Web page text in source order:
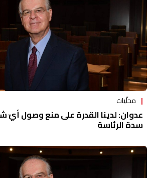
محلّيات
عدوان: لدينا القدرة على منع وصول
سدة الرئاسة